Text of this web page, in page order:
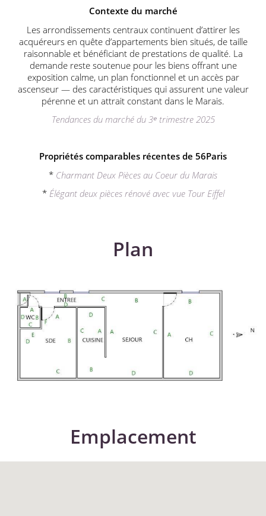
Contexte du marché
Les arrondissements centraux continuent d’attirer les
acquéreurs en quête d’appartements bien situés, de taille
raisonnable et bénéficiant de prestations de qualité. La
demande reste soutenue pour les biens offrant une
exposition calme, un plan fonctionnel et un accès par
ascenseur — des caractéristiques qui assurent une valeur
pérenne et un attrait constant dans le Marais.
Tendances du marché du 3ᵉ trimestre 2025
Propriétés comparables récentes de 56Paris
* Charmant Deux Pièces au Coeur du Marais
* Élégant deux pièces rénové avec vue Tour Eiffel
Plan
Emplacement